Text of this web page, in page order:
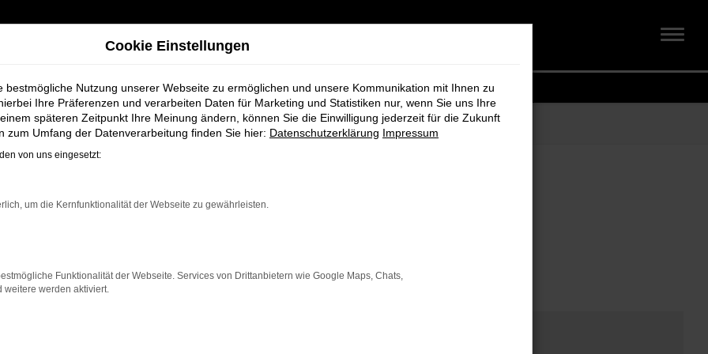
Showroom
Cookie Einstellungen
bestmögliche Nutzung unserer Webseite zu ermöglichen und unsere Kommunikation mit Ihnen zu
Ihre Präferenzen und verarbeiten Daten für Marketing und Statistiken nur, wenn Sie uns Ihre
späteren Zeitpunkt Ihre Meinung ändern, können Sie die Einwilligung jederzeit für die Zukunft
zum Umfang der Datenverarbeitung finden Sie hier: Datenschutzerklärung Impressum
von uns eingesetzt:
um die Kernfunktionalität der Webseite zu gewährleisten.
Funktionalität der Webseite. Services von Drittanbietern wie Google Maps, Chats,
weitere werden aktiviert.